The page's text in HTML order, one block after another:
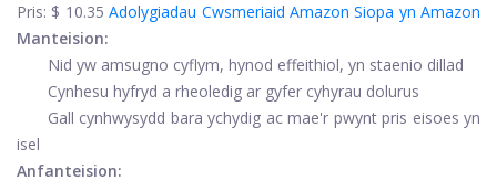
Pris: $ 10.35 Adolygiadau Cwsmeriaid Amazon Siopa yn Amazon
Manteision:
Nid yw amsugno cyflym, hynod effeithiol, yn staenio dillad
Cynhesu hyfryd a rheoledig ar gyfer cyhyrau dolurus
Gall cynhwysydd bara ychydig ac mae'r pwynt pris eisoes yn
isel
Anfanteision: